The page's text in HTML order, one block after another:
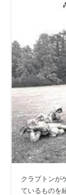
クラプトンが
ているものを